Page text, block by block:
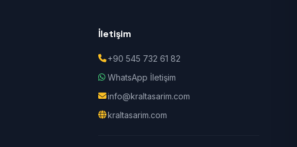
İletişim
+90 545 732 61 82
WhatsApp İletişim
info@kraltasarim.com
kraltasarim.com